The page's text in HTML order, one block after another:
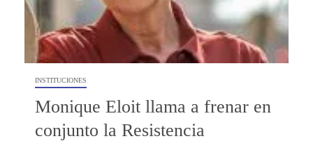
INSTITUCIONES
Monique Eloit llama a frenar en
conjunto la Resistencia